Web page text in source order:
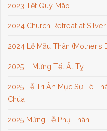
2023 Tết Quý Mão
2024 Church Retreat at
2024 Lễ Mẫu Thân (Mother’s
2025 – Mừng Tết Ất Tỵ
2025 Lễ Tri Ân Mục Sư Lê
Chúa
2025 Mừng Lễ Phụ Thân